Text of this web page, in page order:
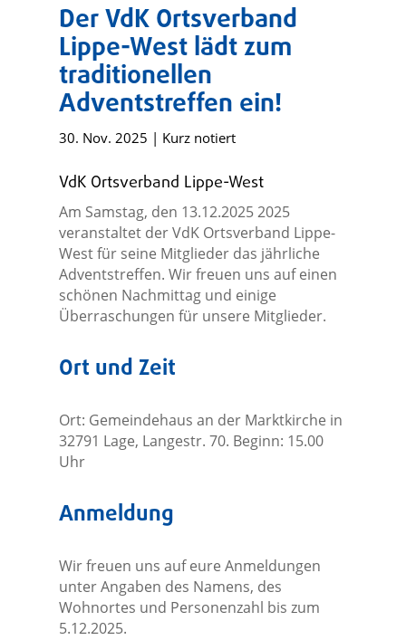
Der VdK Ortsverband
Lippe-West lädt zum
traditionellen
Adventstreffen ein!
30. Nov. 2025 | Kurz notiert
VdK Ortsverband Lippe-West
Am Samstag, den 13.12.2025 2025
veranstaltet der VdK Ortsverband Lippe-
West für seine Mitglieder das jährliche
Adventstreffen. Wir freuen uns auf einen
schönen Nachmittag und einige
Überraschungen für unsere Mitglieder.
Ort und Zeit
Ort: Gemeindehaus an der Marktkirche in
32791 Lage, Langestr. 70. Beginn: 15.00
Uhr
Anmeldung
Wir freuen uns auf eure Anmeldungen
unter Angaben des Namens, des
Wohnortes und Personenzahl bis zum
5.12.2025.